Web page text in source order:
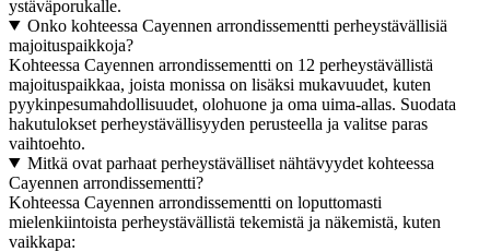
ystäväporukalle.
Onko kohteessa Cayennen arrondissementti perheystävällisiä
majoituspaikkoja?
Kohteessa Cayennen arrondissementti on 12 perheystävällistä
majoituspaikkaa, joista monissa on lisäksi mukavuudet, kuten
pyykinpesumahdollisuudet, olohuone ja oma uima-allas. Suodata
hakutulokset perheystävällisyyden perusteella ja valitse paras
vaihtoehto.
Mitkä ovat parhaat perheystävälliset nähtävyydet kohteessa
Cayennen arrondissementti?
Kohteessa Cayennen arrondissementti on loputtomasti
mielenkiintoista perheystävällistä tekemistä ja näkemistä, kuten
vaikkapa: